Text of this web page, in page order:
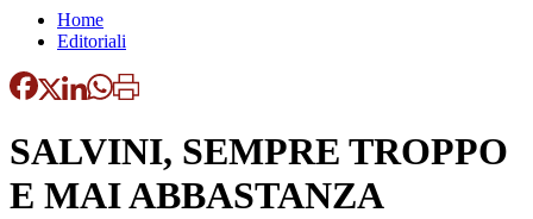
Home
Editoriali
SALVINI, SEMPRE TROPPO
E MAI ABBASTANZA